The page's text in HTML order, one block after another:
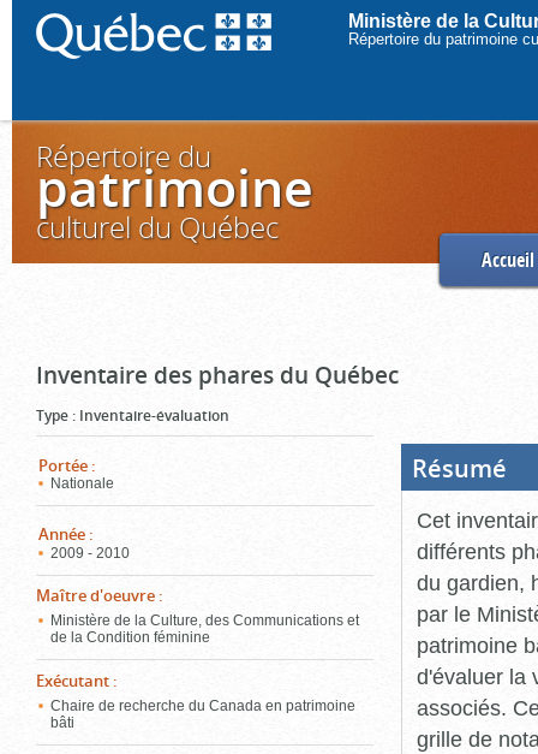
Ministère de la
Répertoire du patrimoine
Répertoire du
patrimoine
culturel du Québec
Accueil
Inventaire des phares du Québec
Type : Inventaire-évaluation
Portée :
Nationale
Année :
2009 - 2010
Maître d'oeuvre :
Ministère de la Culture, des Communications et
de la Condition féminine
Exécutant :
Chaire de recherche du Canada en patrimoine
bâti
Résumé
Cet
différents
du gardien,
par le
patrimoine
d'évaluer la
associés.
grille de